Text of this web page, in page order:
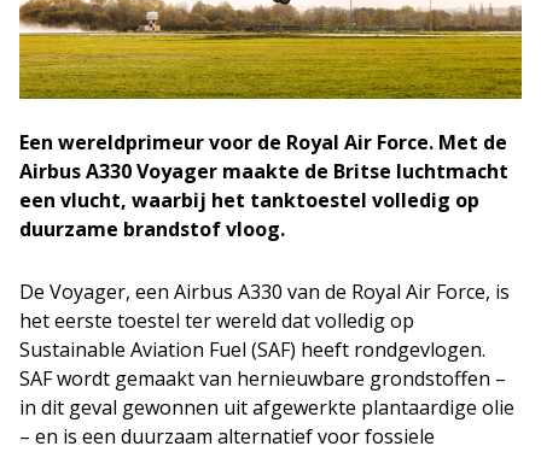
Een wereldprimeur voor de Royal Air Force. Met de
Airbus A330 Voyager maakte de Britse luchtmacht
een vlucht, waarbij het tanktoestel volledig op
duurzame brandstof vloog.
De Voyager, een Airbus A330 van de Royal Air Force, is
het eerste toestel ter wereld dat volledig op
Sustainable Aviation Fuel (SAF) heeft rondgevlogen.
SAF wordt gemaakt van hernieuwbare grondstoffen –
in dit geval gewonnen uit afgewerkte plantaardige olie
– en is een duurzaam alternatief voor fossiele